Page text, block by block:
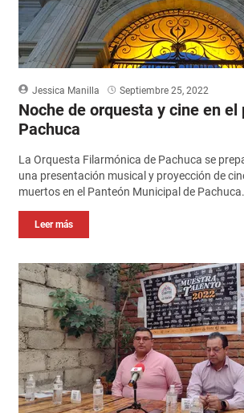
Jessica Manilla Septiembre 25, 2022
Noche de orquesta y cine en el
Pachuca
La Orquesta Filarmónica de Pachuca se
una presentación musical y proyección de
muertos en el Panteón Municipal de
Leer más